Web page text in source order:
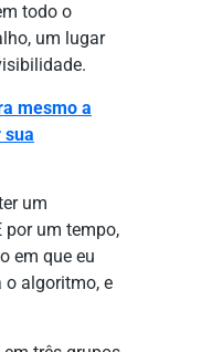
todo o
um lugar
mesmo a
sua
um
por um tempo,
em que eu
o algoritmo, e